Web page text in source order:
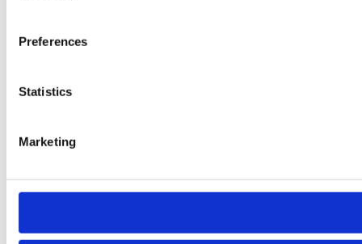
Preferences
Statistics
Marketing